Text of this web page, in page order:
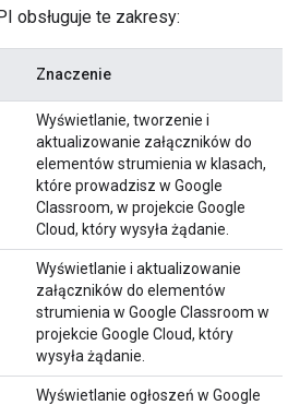
obsługuje te zakresy:
Znaczenie
Wyświetlanie, tworzenie i
aktualizowanie załączników do
elementów strumienia w klasach,
które prowadzisz w Google
Classroom, w projekcie Google
Cloud, który wysyła żądanie.
Wyświetlanie i aktualizowanie
załączników do elementów
strumienia w Google Classroom w
projekcie Google Cloud, który
wysyła żądanie.
Wyświetlanie ogłoszeń w Google